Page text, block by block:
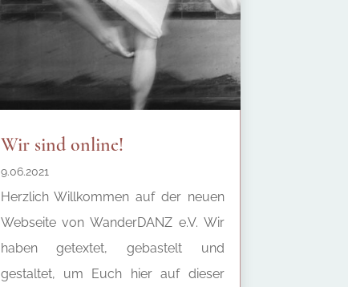
Wir sind online!
9.06.2021
Herzlich Willkommen auf der neuen
Webseite von WanderDANZ e.V. Wir
haben getextet, gebastelt und
gestaltet, um Euch hier auf dieser